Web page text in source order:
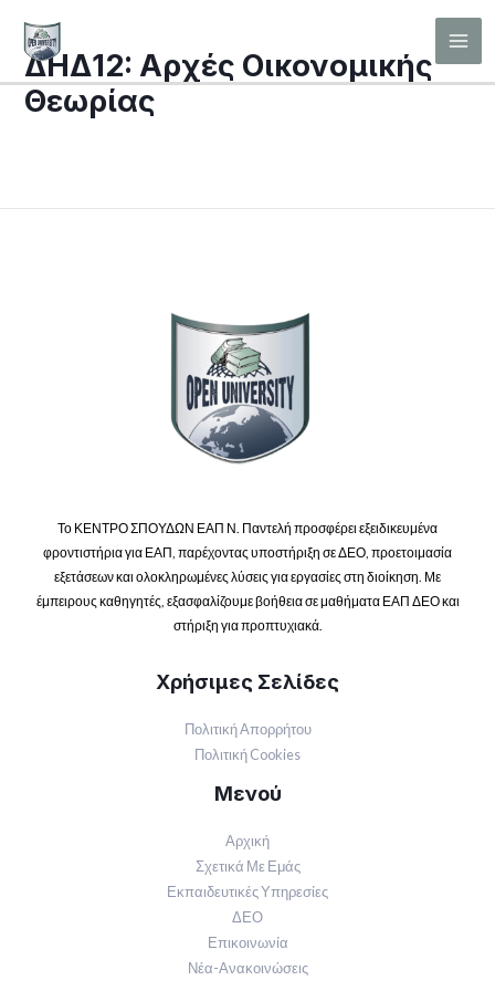
περιεχόμενο
ΔΗΔ12: Αρχές Οικονομικής
Θεωρίας
Το ΚΕΝΤΡΟ ΣΠΟΥΔΩΝ ΕΑΠ Ν. Παντελή προσφέρει εξειδικευμένα
φροντιστήρια για ΕΑΠ, παρέχοντας υποστήριξη σε ΔΕΟ, προετοιμασία
εξετάσεων και ολοκληρωμένες λύσεις για εργασίες στη διοίκηση. Με
έμπειρους καθηγητές, εξασφαλίζουμε βοήθεια σε μαθήματα ΕΑΠ ΔΕΟ και
στήριξη για προπτυχιακά.
Χρήσιμες Σελίδες
Πολιτική Απορρήτου
Πολιτική Cookies
Μενού
Αρχική
Σχετικά Με Εμάς
Εκπαιδευτικές Υπηρεσίες
ΔΕΟ
Επικοινωνία
Νέα-Ανακοινώσεις